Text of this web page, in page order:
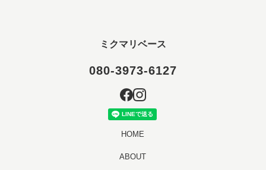
ミクマリベース
080-3973-6127
HOME
ABOUT